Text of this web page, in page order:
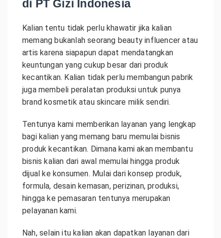
di PT Gizi Indonesia
Kalian tentu tidak perlu khawatir jika kalian
memang bukanlah seorang beauty influencer atau
artis karena siapapun dapat mendatangkan
keuntungan yang cukup besar dari produk
kecantikan. Kalian tidak perlu membangun pabrik
juga membeli peralatan produksi untuk punya
brand kosmetik atau skincare milik sendiri.
Tentunya kami memberikan layanan yang lengkap
bagi kalian yang memang baru memulai bisnis
produk kecantikan. Dimana kami akan membantu
bisnis kalian dari awal memulai hingga produk
dijual ke konsumen. Mulai dari konsep produk,
formula, desain kemasan, perizinan, produksi,
hingga ke pemasaran tentunya merupakan
pelayanan kami.
Nah, selain itu kalian akan dapatkan layanan dari